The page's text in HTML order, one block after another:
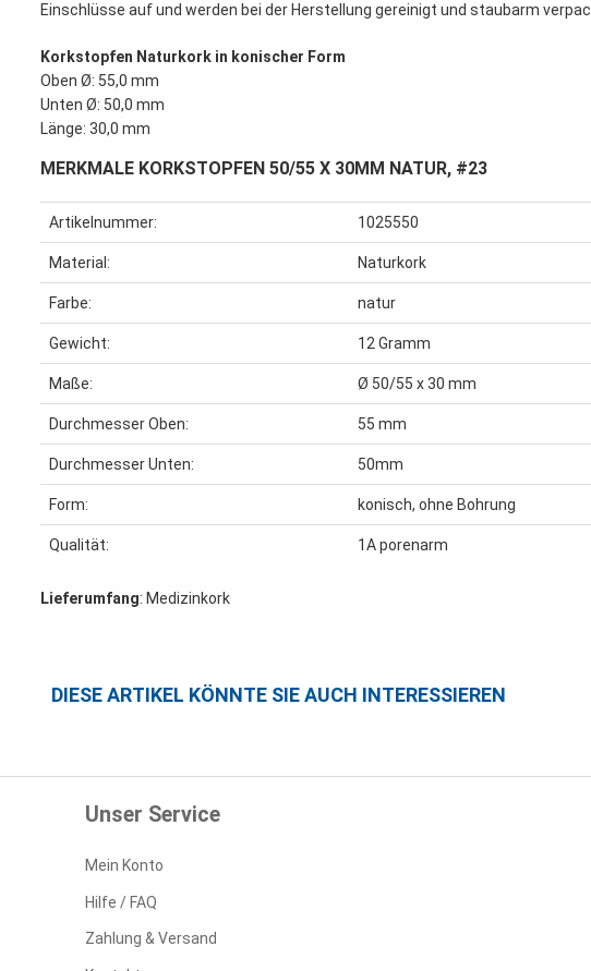
Einschlüsse auf und werden bei der Herstellung gereinigt und staubarm
Korkstopfen Naturkork in konischer Form
Oben Ø: 55,0 mm
Unten Ø: 50,0 mm
Länge: 30,0 mm
MERKMALE KORKSTOPFEN 50/55 X 30MM NATUR, #23
Artikelnummer: 1025550
Material: Naturkork
Farbe: natur
Gewicht: 12Gramm
Maße: Ø 50/55 x 30 mm
Durchmesser Oben: 55 mm
Durchmesser Unten: 50mm
Form: konisch, ohne Bohrung
Qualität: 1A porenarm
Lieferumfang: Medizinkork
DIESE ARTIKEL KÖNNTE SIE AUCH INTERESSIEREN
Unser Service
Mein Konto
Hilfe / FAQ
Zahlung & Versand